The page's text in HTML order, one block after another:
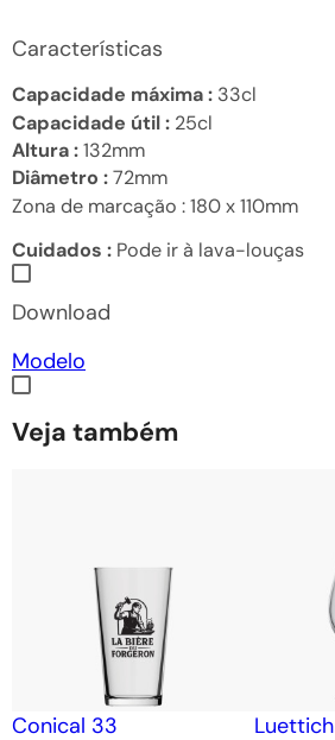
Características
Capacidade máxima : 33cl
Capacidade útil : 25cl
Altura :132mm
Diâmetro :72mm
Zona de marcação :180 x 110mm
Cuidados : Pode ir à lava-louças
Download
Modelo
Veja também
Conical 33 Luettich